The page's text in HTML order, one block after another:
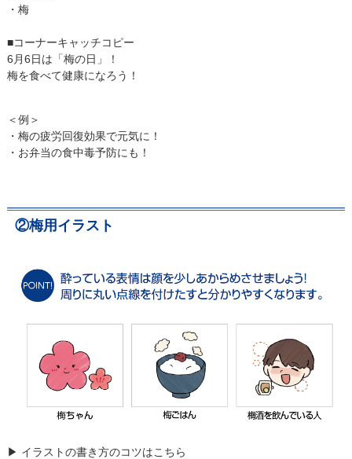
・梅
■コーナーキャッチコピー
6月6日は「梅の日」！
梅を食べて健康になろう！
＜例＞
・梅の疲労回復効果で元気に！
・お弁当の食中毒予防にも！
②梅用イラスト
▶ イラストの書き方のコツはこちら